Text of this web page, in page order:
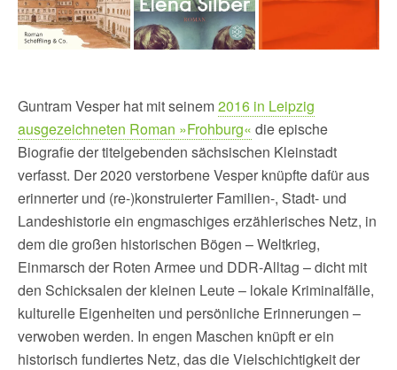
Guntram Vesper hat mit seinem2016 in Leipzig
ausgezeichneten Roman »Frohburg« die epische
Biografie der titelgebenden sächsischen Kleinstadt
verfasst. Der 2020 verstorbene Vesper knüpfte dafür aus
erinnerter und (re-)konstruierter Familien-, Stadt- und
Landeshistorie ein engmaschiges erzählerisches Netz, in
dem die großen historischen Bögen – Weltkrieg,
Einmarsch der Roten Armee und DDR-Alltag – dicht mit
den Schicksalen der kleinen Leute – lokale Kriminalfälle,
kulturelle Eigenheiten und persönliche Erinnerungen –
verwoben werden. In engen Maschen knüpft er ein
historisch fundiertes Netz, das die Vielschichtigkeit der